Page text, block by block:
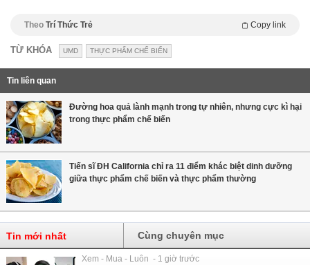
Theo Trí Thức Trẻ Copy link
TỪ KHÓA UMD THỰC PHẨM CHẾ BIẾN
Tin liên quan
Đường hoa quả lành mạnh trong tự nhiên, nhưng cực kì hại
trong thực phẩm chế biến
Tiến sĩ ĐH California chỉ ra 11 điểm khác biệt dinh dưỡng
giữa thực phẩm chế biến và thực phẩm thường
Tin mới nhất Cùng chuyên mục
Xem - Mua - Luôn - 1 giờ trước